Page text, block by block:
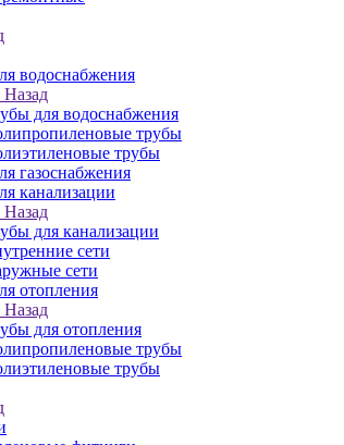
водоснабжения
Назад
для водоснабжения
трубы
трубы
газоснабжения
канализации
Назад
для канализации
сети
сети
отопления
Назад
для отопления
трубы
трубы